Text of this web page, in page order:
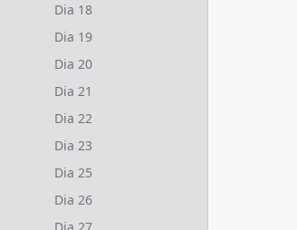
Dia 18
Dia 19
Dia 20
Dia 21
Dia 22
Dia 23
Dia 25
Dia 26